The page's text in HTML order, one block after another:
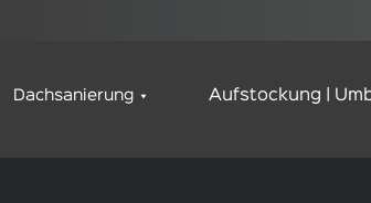
Dachsanierung Aufstockung |